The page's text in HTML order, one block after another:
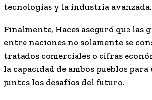
tecnologías y la industria avanzada.
Finalmente, Haces aseguró que las
entre naciones no solamente se
tratados comerciales o cifras
la capacidad de ambos pueblos
juntos los desafíos del futuro.